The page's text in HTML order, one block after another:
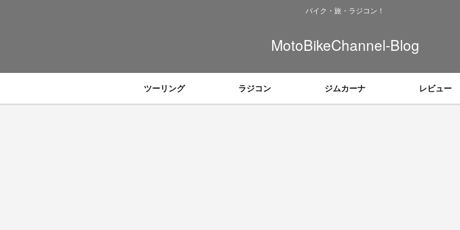
バイク・旅・ラジコン！
MotoBikeChannel-Blog
ツーリング ラジコン ジムカーナ レビュー